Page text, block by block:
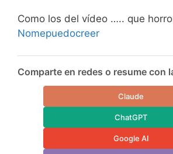
Como los del vídeo ….. que
Nomepuedocreer
Comparte en redes o resume con
Claude
ChatGPT
Google AI